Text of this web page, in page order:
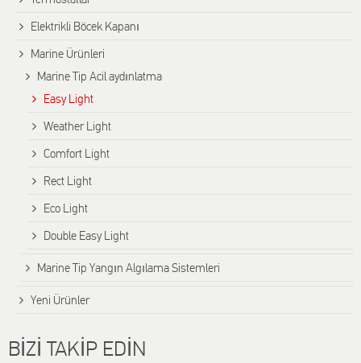
Elektrikli Böcek Kapanı
Marine Ürünleri
Marine Tip Acil aydınlatma
Easy Light
Weather Light
Comfort Light
Rect Light
Eco Light
Double Easy Light
Marine Tip Yangın Algılama Sistemleri
Yeni Ürünler
BİZİ TAKİP EDİN